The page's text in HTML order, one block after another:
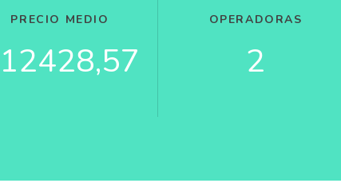
PRECIO MEDIO OPERADORAS
2